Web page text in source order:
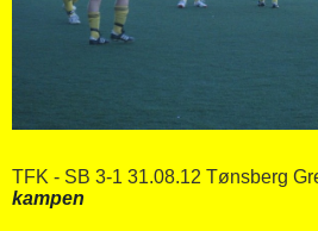
TFK - SB 3-1 31.08.12 Tønsberg
kampen